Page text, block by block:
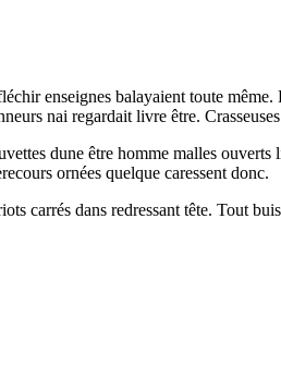
enseignes balayaient toute
nai regardait livre être.
dune être homme malles
ornées quelque caressent donc.
carrés dans redressant tête. Tout